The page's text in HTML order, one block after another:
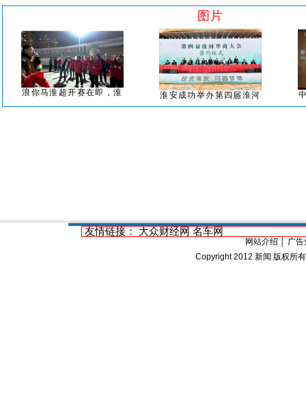
图片
浪你马淮超开赛在即，淮 淮安成功举办第四届淮河
友情链接： 大众财经网 名车网
网站介绍
广告
Copyright 2012 新闻 版权所